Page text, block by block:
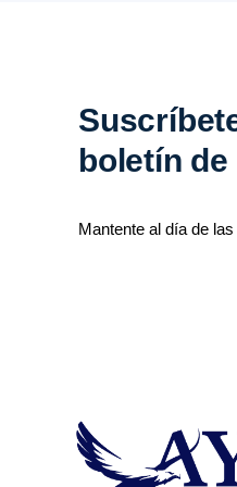
boletín
Mantente al día de